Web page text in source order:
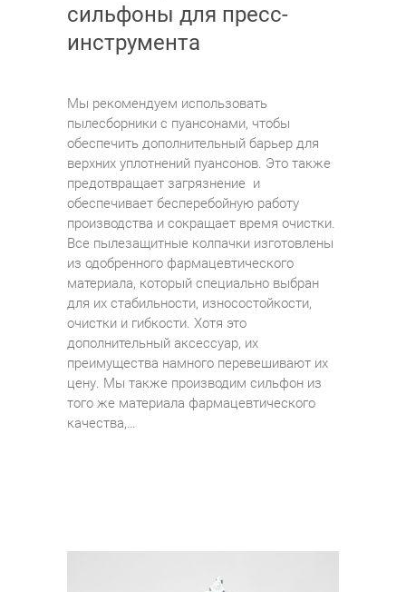
сильфоны для пресс-
инструмента
Мы рекомендуем использовать
пылесборники с пуансонами, чтобы
обеспечить дополнительный барьер для
верхних уплотнений пуансонов. Это также
предотвращает загрязнение и
обеспечивает бесперебойную работу
производства и сокращает время очистки.
Все пылезащитные колпачки изготовлены
из одобренного фармацевтического
материала, который специально выбран
для их стабильности, износостойкости,
очистки и гибкости. Хотя это
дополнительный аксессуар, их
преимущества намного перевешивают их
цену. Мы также производим сильфон из
того же материала фармацевтического
качества,…